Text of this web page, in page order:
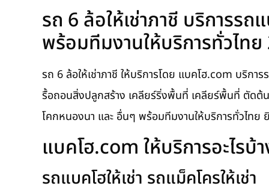
รถ 6 ล้อให้เช่าภาชี บริการรถ
พร้อมทีมงานให้บริการทั่วไท
รถ 6 ล้อให้เช่าภาชี ให้บริการโดย แบคโฮ.com บริกา
รื้อถอนสิ่งปลูกสร้าง เคลียร์ริ่งพื้นที่ เคลียร์พื้นที่ ตัด
โคกหนองนา และ อื่นๆ พร้อมทีมงานให้บริการทั่วไทย
แบคโฮ.com ให้บริการอะไรบ้
รถแบคโฮให้เช่า รถแม็คโครให้เช่า